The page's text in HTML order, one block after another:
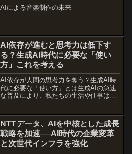
AIによる音楽制作の未来
AI依存が進むと思考力は低下す
る？生成AI時代に必要な「使い
方」これを考える
AI依存が人間の思考力を奪う？生成AI時
代に必要な「使い方」とは生成AIの急速
な普及により、私たちの生活や仕事は大
はないか」という懸念も指摘されてい
る。実際に、AIの...
NTTデータ、AIを中核とした成長
戦略を加速──AI時代の企業変革
と次世代インフラを強化